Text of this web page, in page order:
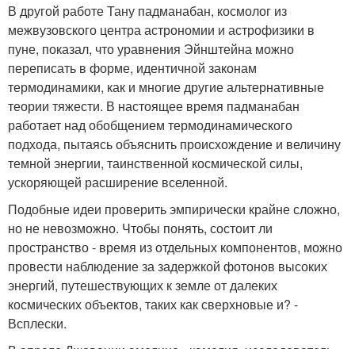
В другой работе Тану падманабан, космолог из
межвузовского центра астрономии и астрофизики в
пуне, показал, что уравнения Эйнштейна можно
переписать в форме, идентичной законам
термодинамики, как и многие другие альтернативные
теории тяжести. В настоящее время падманабан
работает над обобщением термодинамического
подхода, пытаясь объяснить происхождение и величину
темной энергии, таинственной космической силы,
ускоряющей расширение вселенной.
Подобные идеи проверить эмпирически крайне сложно,
но не невозможно. Чтобы понять, состоит ли
пространство - время из отдельных компонентов, можно
провести наблюдение за задержкой фотонов высоких
энергий, путешествующих к земле от далеких
космических объектов, таких как сверхновые и? -
Всплески.